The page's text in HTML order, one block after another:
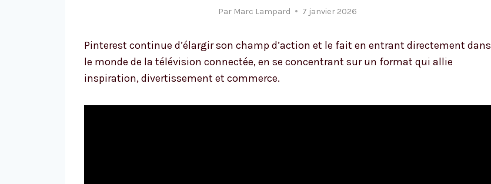
Par Marc Lampard 7 janvier 2026
Pinterest continue d’élargir son champ d’action et le fait en entrant directement dans
le monde de la télévision connectée, en se concentrant sur un format qui allie
inspiration, divertissement et commerce.